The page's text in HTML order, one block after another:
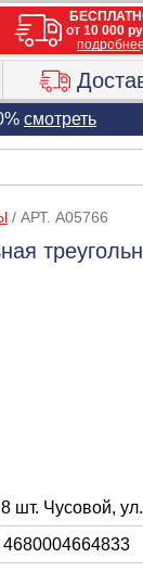
смотреть
/ АРТ. A05766
8 шт. Чусовой,
4680004664833